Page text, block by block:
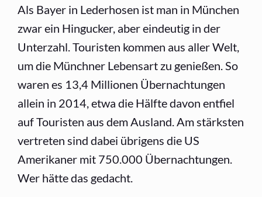
Als Bayer in Lederhosen ist man in München
zwar ein Hingucker, aber eindeutig in der
Unterzahl. Touristen kommen aus aller Welt,
um die Münchner Lebensart zu genießen. So
waren es 13,4 Millionen Übernachtungen
allein in 2014, etwa die Hälfte davon entfiel
auf Touristen aus dem Ausland. Am stärksten
vertreten sind dabei übrigens die US
Amerikaner mit 750.000 Übernachtungen.
Wer hätte das gedacht.